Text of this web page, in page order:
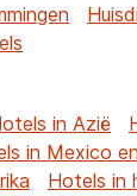
in Azië
in Mexico
Hotels in